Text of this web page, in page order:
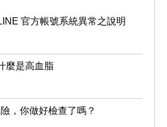
官方帳號系統異常之說明
麼是高血脂
，你做好檢查了嗎？